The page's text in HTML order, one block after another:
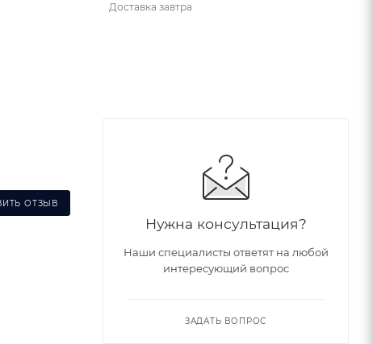
Доставка завтра
ОТЗЫВ
Нужна консультация?
Наши специалисты ответят на любой
интересующий вопрос
ЗАДАТЬ ВОПРОС